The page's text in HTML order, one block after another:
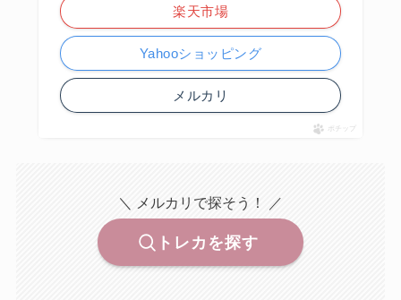
楽天市場
Yahooショッピング
メルカリ
ポチップ
＼ メルカリで探そう！ ／
トレカを探す